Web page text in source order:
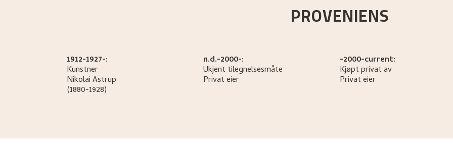
PROVENIENS
1912-1927-:
Kunstner
NikolaiAstrup
(1880-1928)
n.d.-2000-:
Ukjent tilegnelsesmåte
Privat eier
-2000-current:
Kjøpt privat av
Privat eier